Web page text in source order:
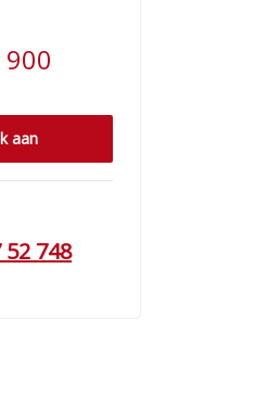
900
aan
52 748